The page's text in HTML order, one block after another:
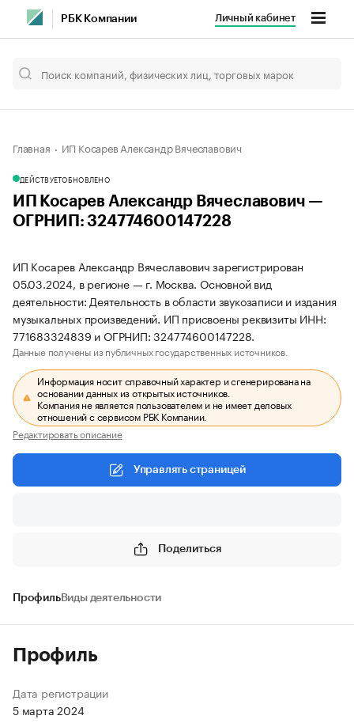
РБК Компании Личный кабинет
Главная ИП Косарев Александр Вячеславович
ДЕЙСТВУЕТОБНОВЛЕНО
ИП Косарев Александр Вячеславович —
ОГРНИП: 324774600147228
ИП Косарев Александр Вячеславович зарегистрирован
05.03.2024, в регионе — г. Москва. Основной вид
деятельности: Деятельность в области звукозаписи и издания
музыкальных произведений. ИП присвоены реквизиты ИНН:
771683324839 и ОГРНИП: 324774600147228.
Данные получены из публичных государственных источников.
Информация носит справочный характер и сгенерирована на
основании данных из открытых источников.
Компания не является пользователем и не имеет деловых
отношений с сервисом РБК Компании.
Редактировать описание
Управлять страницей
Поделиться
ПрофильВиды деятельности
Профиль
Дата регистрации
5 марта 2024